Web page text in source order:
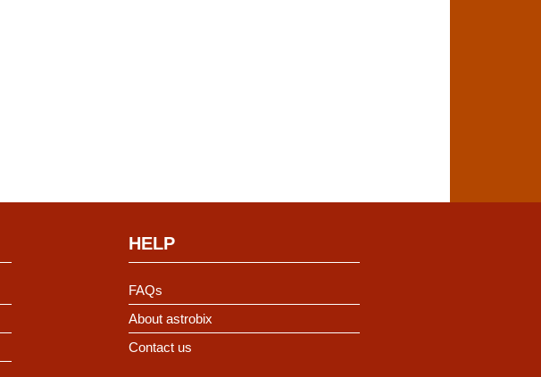
HELP
FAQs
About astrobix
Contact us